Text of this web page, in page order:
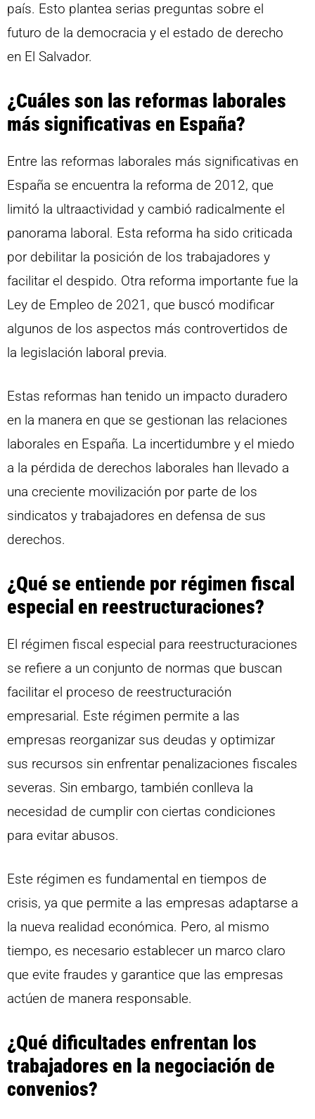
país. Esto plantea serias preguntas sobre el
futuro de la democracia y el estado de derecho
en El Salvador.
¿Cuáles son las reformas laborales
más significativas en España?
Entre las reformas laborales más significativas en
España se encuentra la reforma de 2012, que
limitó la ultraactividad y cambió radicalmente el
panorama laboral. Esta reforma ha sido criticada
por debilitar la posición de los trabajadores y
facilitar el despido. Otra reforma importante fue la
Ley de Empleo de 2021, que buscó modificar
algunos de los aspectos más controvertidos de
la legislación laboral previa.
Estas reformas han tenido un impacto duradero
en la manera en que se gestionan las relaciones
laborales en España. La incertidumbre y el miedo
a la pérdida de derechos laborales han llevado a
una creciente movilización por parte de los
sindicatos y trabajadores en defensa de sus
derechos.
¿Qué se entiende por régimen fiscal
especial en reestructuraciones?
El régimen fiscal especial para reestructuraciones
se refiere a un conjunto de normas que buscan
facilitar el proceso de reestructuración
empresarial. Este régimen permite a las
empresas reorganizar sus deudas y optimizar
sus recursos sin enfrentar penalizaciones fiscales
severas. Sin embargo, también conlleva la
necesidad de cumplir con ciertas condiciones
para evitar abusos.
Este régimen es fundamental en tiempos de
crisis, ya que permite a las empresas adaptarse a
la nueva realidad económica. Pero, al mismo
tiempo, es necesario establecer un marco claro
que evite fraudes y garantice que las empresas
actúen de manera responsable.
¿Qué dificultades enfrentan los
trabajadores en la negociación de
convenios?